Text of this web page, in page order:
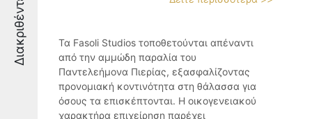
Διακριθέντες
Τα Fasoli Studios τοποθετούνται απέναντι
από την αμμώδη παραλία του
Παντελεήμονα Πιερίας, εξασφαλίζοντας
προνομιακή κοντινότητα στη θάλασσα για
όσους τα επισκέπτονται. Η οικογενειακού
χαρακτήρα επιχείρηση παρέχει